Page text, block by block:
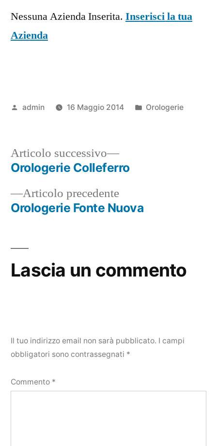
Nessuna Azienda Inserita. Inserisci la tua
Azienda
Pubblicato
admin 16 Maggio 2014
Pubblicato
Orologerie
Navigazione
articoli
Articolo precedenteArticolo
precedente:
Orologerie Fonte Nuova
Articolo successivo
Articolo
successivo:
Orologerie Colleferro
Lascia un commento
Il tuo indirizzo email non sarà pubblicato. I campi
obbligatori sono contrassegnati *
Commento *